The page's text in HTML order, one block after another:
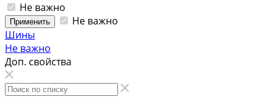
Не важно
Применить
Не важно
Шины
Не важно
Доп. свойства